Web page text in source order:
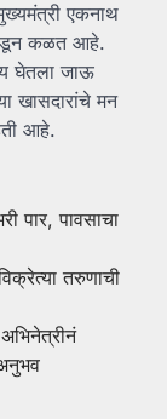
एकनाथ
कळत आहे.
घेतला जाऊ
खासदारांचे मन
आहे.
पार, पावसाचा
तरुणाची